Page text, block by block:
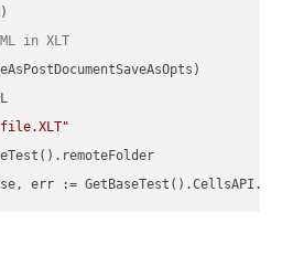
in XLT